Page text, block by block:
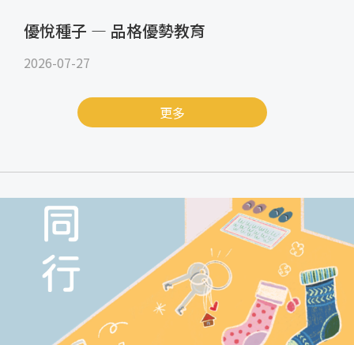
優悅種子 — 品格優勢教育
2026-07-27
更多